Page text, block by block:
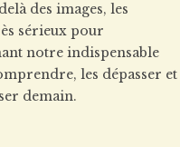
des images, les
sérieux pour
notre indispensable
les dépasser et
demain.